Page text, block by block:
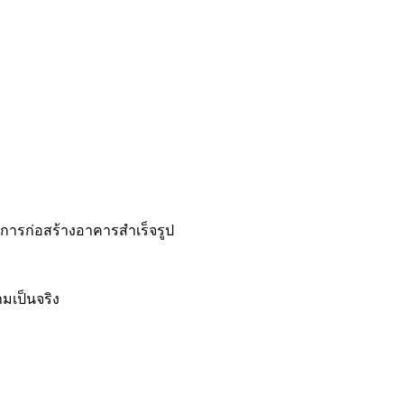
รก่อสร้างอาคารสำเร็จรูป
เป็นจริง